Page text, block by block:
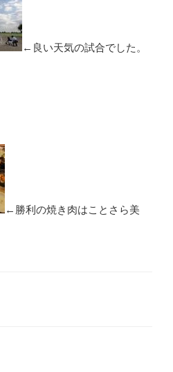
←良い天気の試合でした。
←勝利の焼き肉はことさら美